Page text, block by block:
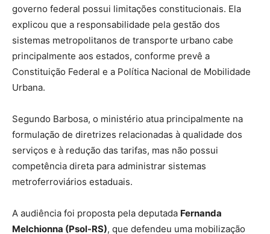
governo federal possui limitações constitucionais. Ela
explicou que a responsabilidade pela gestão dos
sistemas metropolitanos de transporte urbano cabe
principalmente aos estados, conforme prevê a
Constituição Federal e a Política Nacional de Mobilidade
Urbana.
Segundo Barbosa, o ministério atua principalmente na
formulação de diretrizes relacionadas à qualidade dos
serviços e à redução das tarifas, mas não possui
competência direta para administrar sistemas
metroferroviários estaduais.
A audiência foi proposta pela deputada Fernanda
Melchionna (Psol-RS), que defendeu uma mobilização